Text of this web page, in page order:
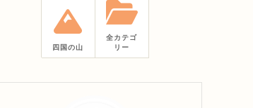
四国の山
全カテゴ
リー